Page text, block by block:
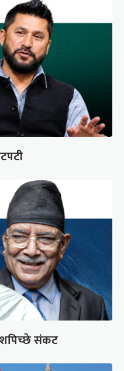
संकट